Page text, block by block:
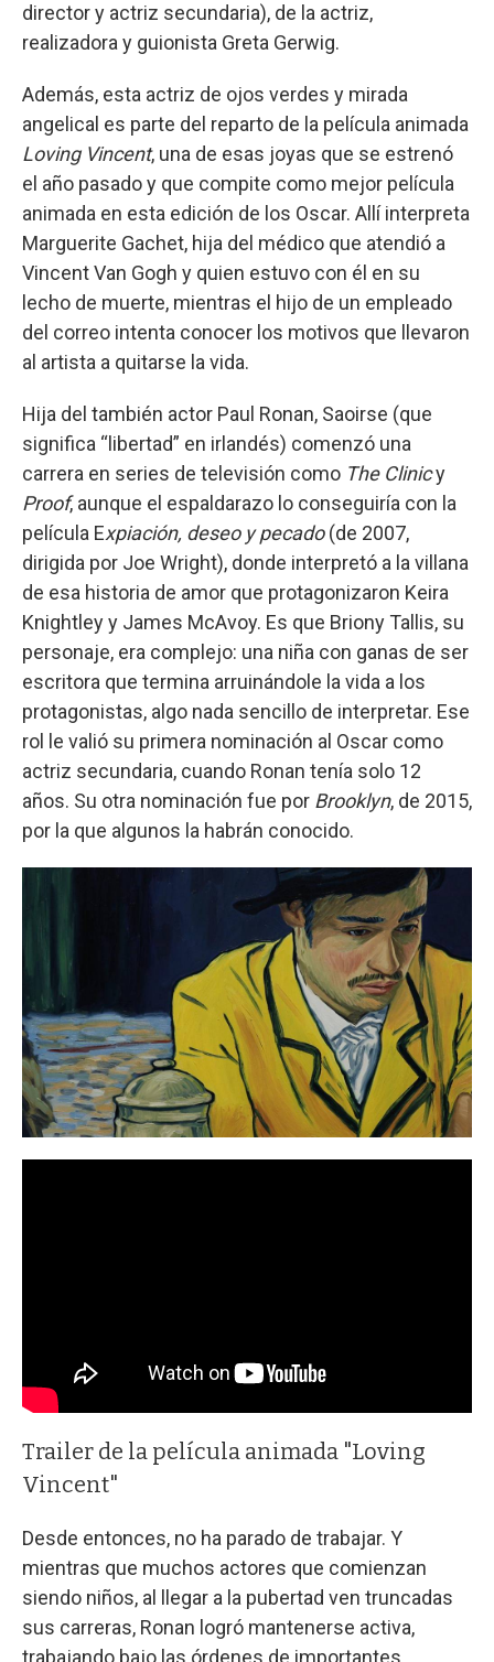
director y actriz secundaria), de la actriz,
realizadora y guionista Greta Gerwig.
Además, esta actriz de ojos verdes y mirada
angelical es parte del reparto de la película animada
Loving Vincent, una de esas joyas que se estrenó
el año pasado y que compite como mejor película
animada en esta edición de los Oscar. Allí interpreta
Marguerite Gachet, hija del médico que atendió a
Vincent Van Gogh y quien estuvo con él en su
lecho de muerte, mientras el hijo de un empleado
del correo intenta conocer los motivos que llevaron
al artista a quitarse la vida.
Hija del también actor Paul Ronan, Saoirse (que
significa “libertad” en irlandés) comenzó una
carrera en series de televisión como The Clinicy
Proof, aunque el espaldarazo lo conseguiría con la
película Expiación, deseo y pecado(de 2007,
dirigida por Joe Wright), donde interpretó a la villana
de esa historia de amor que protagonizaron Keira
Knightley y James McAvoy. Es que Briony Tallis, su
personaje, era complejo: una niña con ganas de ser
escritora que termina arruinándole la vida a los
protagonistas, algo nada sencillo de interpretar. Ese
rol le valió su primera nominación al Oscar como
actriz secundaria, cuando Ronan tenía solo 12
años. Su otra nominación fue por Brooklyn, de 2015,
por la que algunos la habrán conocido.
Trailer de la película animada "Loving
Vincent"
Desde entonces, no ha parado de trabajar. Y
mientras que muchos actores que comienzan
siendo niños, al llegar a la pubertad ven truncadas
sus carreras, Ronan logró mantenerse activa,
trabajando bajo las órdenes de importantes